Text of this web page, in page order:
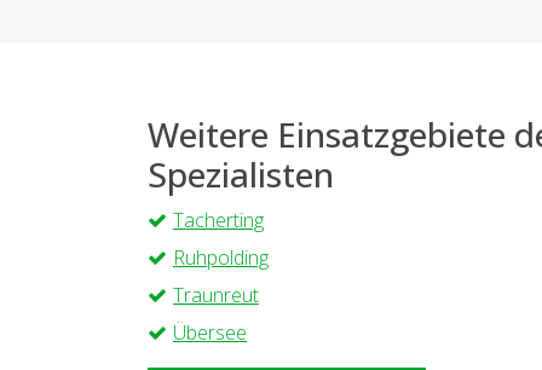
Weitere Einsatzgebiete
Spezialisten
Tacherting
Ruhpolding
Traunreut
Übersee